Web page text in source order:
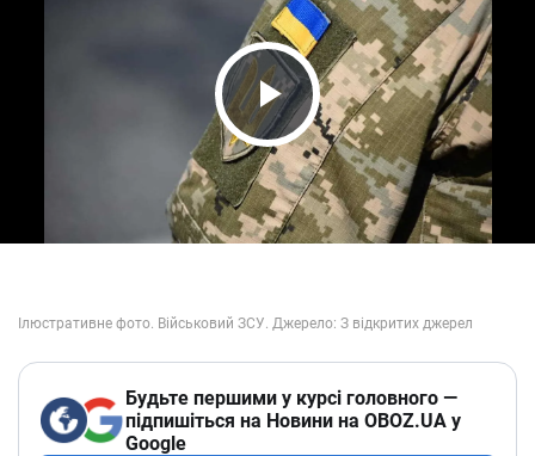
Play Video
Будьте першими у курсі головного —
підпишіться на Новини на OBOZ.UA у
Google